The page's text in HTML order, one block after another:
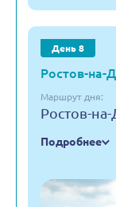
День 8
Ростов-на-
Маршрут дня:
Ростов-
Подробнее